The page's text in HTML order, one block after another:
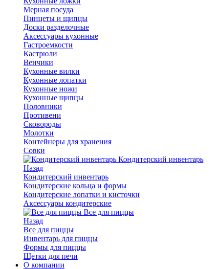
Мерная посуда
Пинцеты и щипцы
Доски разделочные
Аксессуары кухонные
Гастроемкости
Кастрюли
Венчики
Кухонные вилки
Кухонные лопатки
Кухонные ножи
Кухонные щипцы
Половники
Противени
Сковороды
Молотки
Контейнеры для хранения
Совки
Кондитерский инвентарь
Назад
Кондитерский инвентарь
Кондитерские кольца и формы
Кондитерские лопатки и кисточки
Аксессуары кондитерские
Все для пиццы
Назад
Все для пиццы
Инвентарь для пиццы
Формы для пиццы
Щетки для печи
О компании